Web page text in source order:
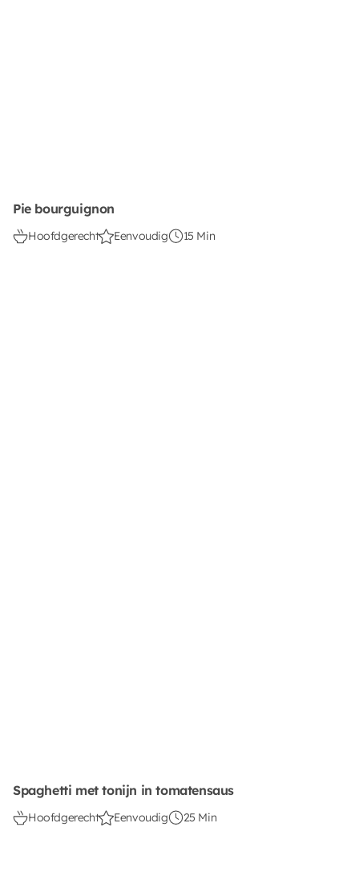
Pie bourguignon
Hoofdgerecht Eenvoudig 15 Min
Spaghetti met tonijn in tomatensaus
Hoofdgerecht Eenvoudig 25 Min